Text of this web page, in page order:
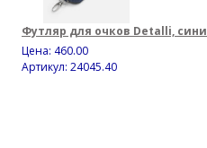
Футляр для очков Detalli,
Цена: 460.00
Артикул: 24045.40